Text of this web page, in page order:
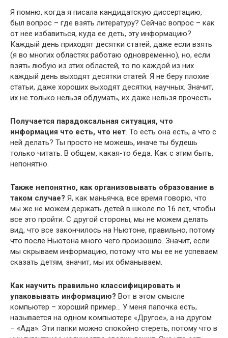
Я помню, когда я писала кандидатскую диссертацию,
был вопрос – где взять литературу? Сейчас вопрос – как
от нее избавиться, куда ее деть, эту информацию?
Каждый день приходят десятки статей, даже если взять
(я во многих областях работаю одновременно), но, если
взять любую из этих областей, то по каждой из них
каждый день выходят десятки статей. Я не беру плохие
статьи, даже хороших выходят десятки, научных. Значит,
их не только нельзя обдумать, их даже нельзя прочесть.
Получается парадоксальная ситуация, что
информация что есть, что нет. То есть она есть, а что с
ней делать? Ты просто не можешь, иначе ты будешь
только читать. В общем, какая-то беда. Как с этим быть,
непонятно.
Также непонятно, как организовывать образование в
таком случае? Я, как маньячка, все время говорю, что
мы же не можем держать детей в школе по 16 лет, чтобы
все это пройти. С другой стороны, мы не можем делать
вид, что все закончилось на Ньютоне, правильно, потому
что после Ньютона много чего произошло. Значит, если
мы скрываем информацию, потому что мы ее не успеваем
сказать детям, значит, мы их обманываем.
Как научить правильно классифицировать и
упаковывать информацию? Вот в этом смысле
компьютер – хороший пример… У меня папочка есть,
называется на одном компьютере «Другое», а на другом
– «Ада». Эти папки можно спокойно стереть, потому что в